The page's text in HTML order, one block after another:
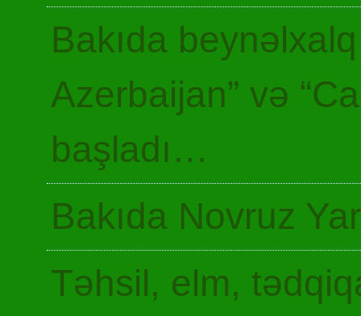
Bakıda
Azerbaijan” və
başladı…
Bakıda Novruz
Təhsil, elm,